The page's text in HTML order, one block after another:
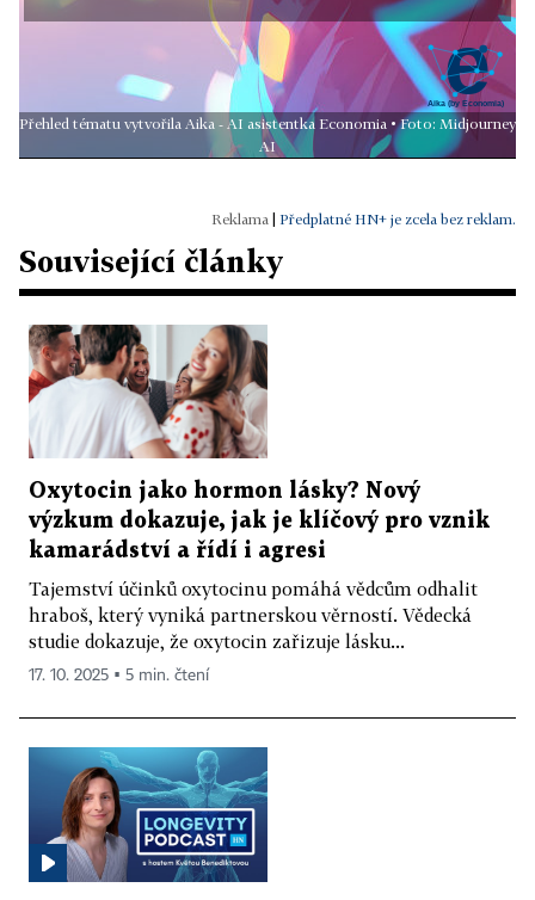
Přehled tématu vytvořila Aika - AI asistentka Economia • Foto: Midjourney
AI
Předplatné HN+ je zcela bez reklam.
Související články
Oxytocin jako hormon lásky? Nový
výzkum dokazuje, jak je klíčový pro vznik
kamarádství a řídí i agresi
Tajemství účinků oxytocinu pomáhá vědcům odhalit
hraboš, který vyniká partnerskou věrností. Vědecká
studie dokazuje, že oxytocin zařizuje lásku...
17. 10. 2025 ▪ 5 min. čtení